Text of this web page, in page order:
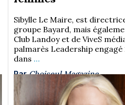
Sibylle Le Maire, est
groupe Bayard, mais
Club Landoy et de ViveS
palmarès Leadership
dans …
Par Choiseul Magazine